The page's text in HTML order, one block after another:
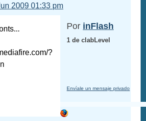
2009 01:33 pm
?
Por inFlash
1 de clabLevel
Envíale un mensaje privado